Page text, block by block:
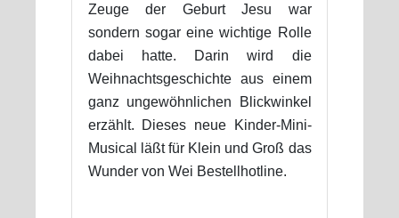
Zeuge der Geburt Jesu war
sondern sogar eine wichtige Rolle
dabei hatte. Darin wird die
Weihnachtsgeschichte aus einem
ganz ungewöhnlichen Blickwinkel
erzählt. Dieses neue Kinder-Mini-
Musical läßt für Klein und Groß das
Wunder von Wei Bestellhotline.